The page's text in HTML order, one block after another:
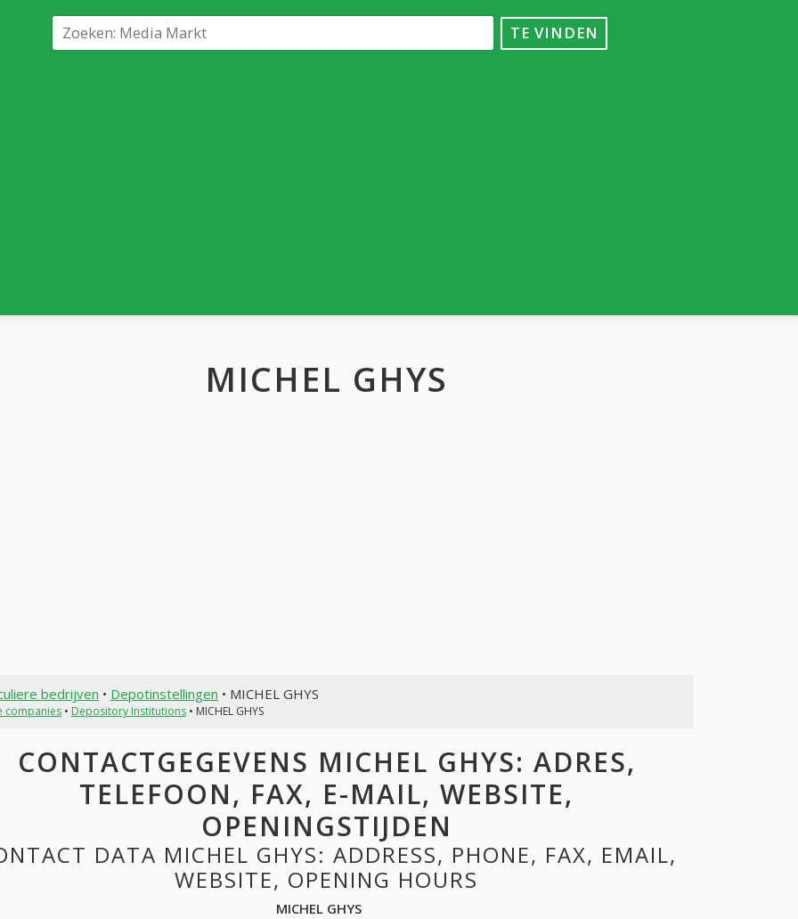
TE VINDEN
MICHEL GHYS
bedrijven • Depotinstellingen • MICHEL GHYS
companies• Depository Institutions• MICHEL GHYS
CONTACTGEGEVENS MICHEL GHYS: ADRES,
TELEFOON, FAX, E-MAIL, WEBSITE,
OPENINGSTIJDEN
DATA MICHEL GHYS: ADDRESS, PHONE, FAX, EMAIL,
WEBSITE, OPENING HOURS
MICHEL GHYS